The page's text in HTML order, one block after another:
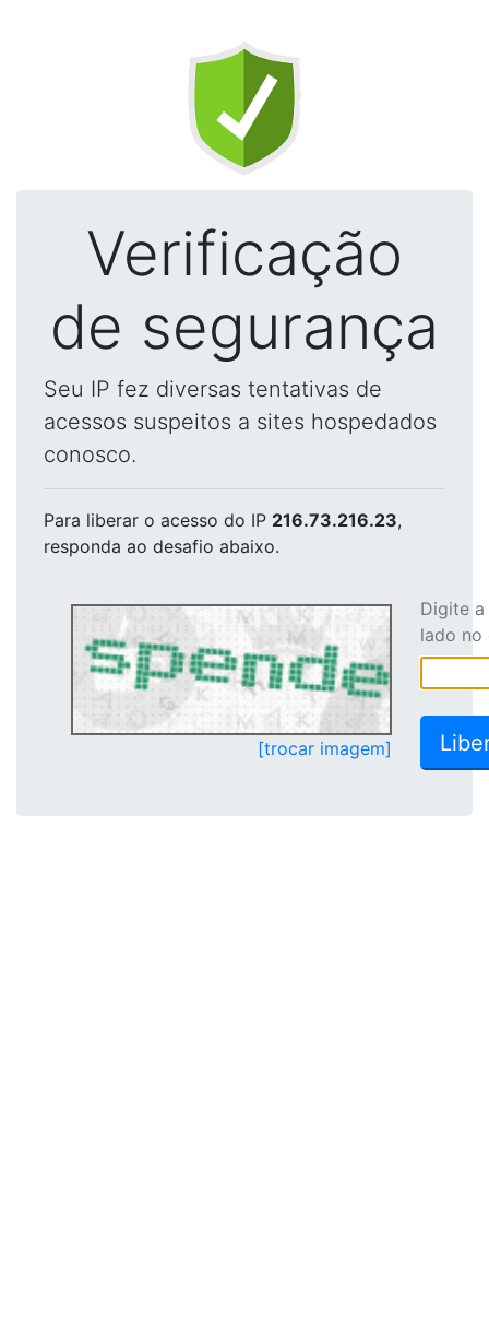
Verificação
de segurança
Seu IP fez diversas tentativas de
acessos suspeitos a sites hospedados
conosco.
Para liberar o acesso do IP 216.73.216.23,
responda ao desafio abaixo.
[trocar imagem]
Digite
lado no